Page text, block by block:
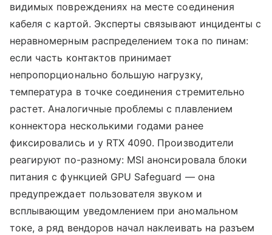
видимых повреждениях на месте соединения
кабеля с картой. Эксперты связывают инциденты с
неравномерным распределением тока по пинам:
если часть контактов принимает
непропорционально большую нагрузку,
температура в точке соединения стремительно
растет. Аналогичные проблемы с плавлением
коннектора несколькими годами ранее
фиксировались и у RTX 4090. Производители
реагируют по-разному: MSI анонсировала блоки
питания с функцией GPU Safeguard — она
предупреждает пользователя звуком и
всплывающим уведомлением при аномальном
токе, а ряд вендоров начал наклеивать на разъем